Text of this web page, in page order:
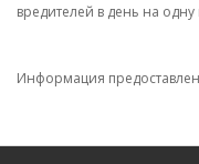
вредителей в день на
Информация